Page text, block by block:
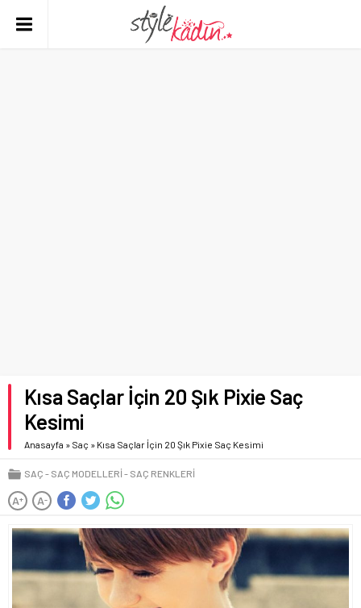
Kısa Saçlar İçin 20 Şık Pixie Saç
Kesimi
Anasayfa » Saç » Kısa Saçlar İçin 20 Şık Pixie Saç Kesimi
SAÇ SAÇ MODELLERI SAÇ RENKLERI
A+ A-